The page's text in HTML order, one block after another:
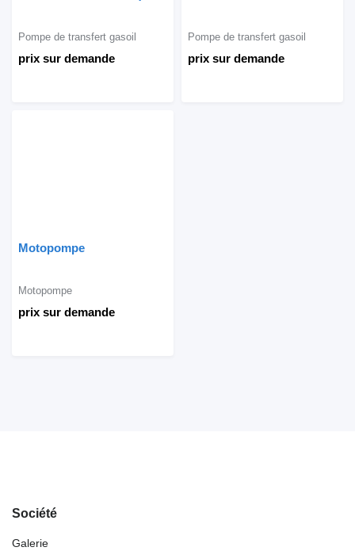
prix sur demande
Pompe de transfert gasoil
prix sur demande
Pompe de transfert gasoil
Motopompe
prix sur demande
Motopompe
Société
Galerie